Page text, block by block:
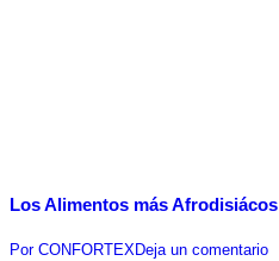
Los Alimentos más Afrodisiácos
Por CONFORTEXDeja un comentario